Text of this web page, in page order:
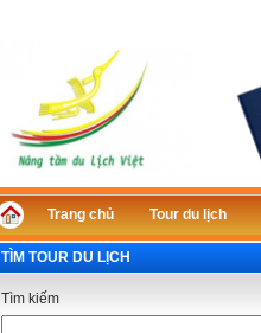
Trang chủ Tour du lịch
TÌM TOUR DU LỊCH
Tìm kiếm